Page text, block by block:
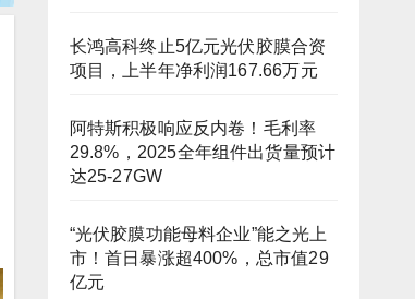
长鸿高科终止5亿元光伏胶膜合资
项目，上半年净利润167.66万元
阿特斯积极响应反内卷！毛利率
29.8%，2025全年组件出货量预计
达25-27GW
“光伏胶膜功能母料企业”能之光上
市！首日暴涨超400%，总市值29
亿元